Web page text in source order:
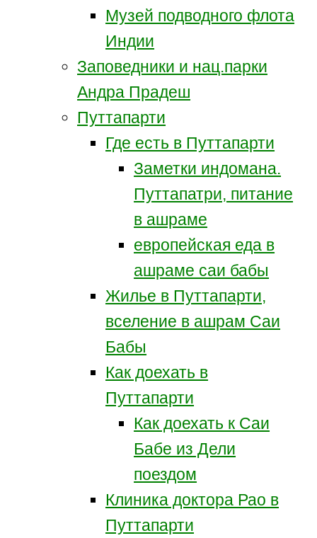
Музей подводного флота
Индии
Заповедники и нац.парки
Андра Прадеш
Путтапарти
Где есть в Путтапарти
Заметки индомана.
Путтапатри, питание
в ашраме
европейская еда в
ашраме саи бабы
Жилье в Путтапарти,
вселение в ашрам Саи
Бабы
Как доехать в
Путтапарти
Как доехать к Саи
Бабе из Дели
поездом
Клиника доктора Рао в
Путтапарти